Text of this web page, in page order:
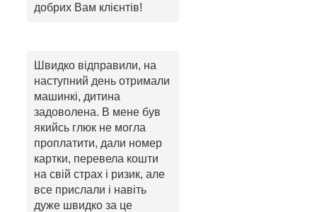
добрих Вам клієнтів!
Швидко відправили, на
наступний день отримали
машинкі, дитина
задоволена. В мене був
якийсь глюк не могла
проплатити, дали номер
картки, перевела кошти
на свій страх і ризик, але
все прислали і навіть
дуже швидко за це